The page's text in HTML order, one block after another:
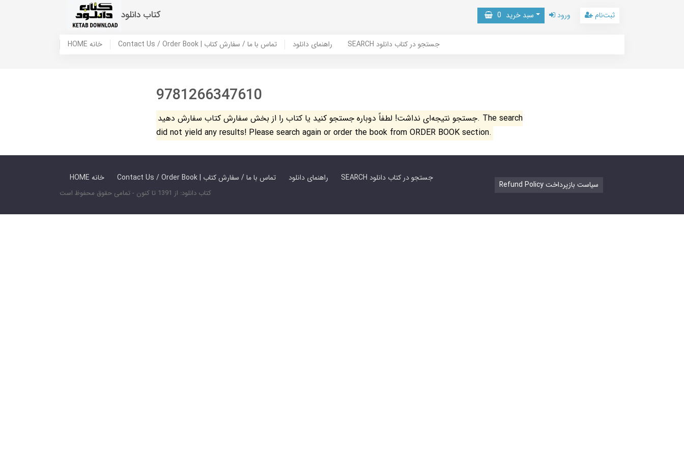
کتاب دانلود سبد خرید 0 ورود ثبت‌نام
HOME خانه Contact Us / Order Book | تماس با ما / سفارش کتاب راهنمای دانلود SEARCH جستجو در کتاب دانلود
9781266347610
جستجو نتیجه‌ای نداشت! لطفاً دوباره جستجو کنید یا کتاب را از بخش سفارش کتاب سفارش دهید. The search
did not yield any results! Please search again or order the book from ORDER BOOK section.
HOME خانه Contact Us / Order Book | تماس با ما / سفارش کتاب راهنمای دانلود SEARCH جستجو در کتاب دانلود
کتاب دانلود: از 1391 تا کنون - تمامی حقوق محفوظ است
Refund Policy سیاست بازپرداخت